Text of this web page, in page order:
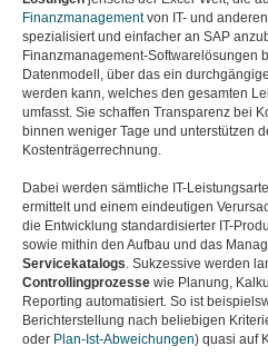
Finanzmanagementvon IT- und anderen
spezialisiert und einfacher an SAP
Finanzmanagement-Softwarelösungen
Datenmodell, über das ein
werden kann, welches den gesamten
umfasst. Sie schaffen Transparenz bei
binnen weniger Tage und unterstützen
Kostenträgerrechnung.
Dabei werden sämtliche IT-
ermittelt und einem eindeutigen
die Entwicklung standardisierter IT-
sowie mithin den Aufbau und das
Servicekatalogs. Sukzessive werden
Controllingprozesse wie Planung,
Reporting automatisiert. So ist
Berichterstellung nach beliebigen
oder Plan-Ist-Abweichungen) quasi auf